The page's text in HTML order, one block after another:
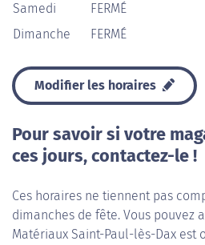
Samedi
FERMÉ
Dimanche
FERMÉ
Modifier les horaires
Pour savoir si votre
ces jours, contactez-le !
Ces horaires ne tiennent pas
dimanches de fête. Vous pouvez
Matériaux Saint-Paul-lès-Dax est